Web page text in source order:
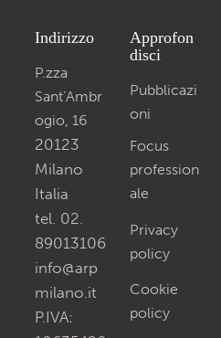
Indirizzo
P.zza
Sant’Ambr
ogio, 16
20123
Milano
Italia
tel. 02.
89013106
info@arp
milano.it
P.IVA:
Approfon
disci
Pubblicazi
oni
Focus
profession
ale
Privacy
policy
Cookie
policy